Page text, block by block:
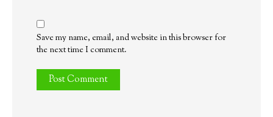
Save my name, email, and website in this browser for
the next time I comment.